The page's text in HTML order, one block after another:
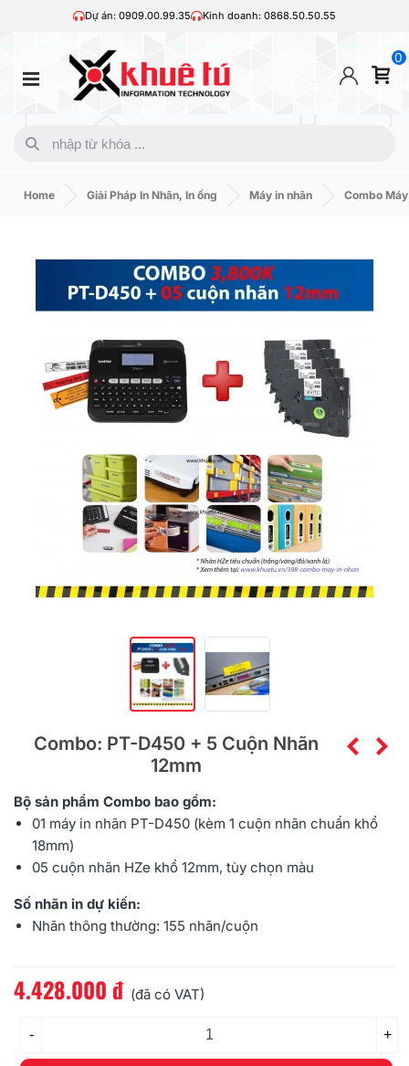
Dự án: 0909.00.99.35 Kinh doanh: 0868.50.50.55
0
Home Giải Pháp In Nhãn, In ống Máy in nhãn Combo
Combo: PT-D450 + 5 Cuộn Nhãn
12mm
Bộ sản phẩm Combo bao gồm:
01 máy in nhãn PT-D450 (kèm 1 cuộn nhãn chuẩn khổ
18mm)
05 cuộn nhãn HZe khổ 12mm, tùy chọn màu
Số nhãn in dự kiến:
Nhãn thông thường: 155 nhãn/cuộn
Đọc thêm
4.428.000 đ (đã có VAT)
- +